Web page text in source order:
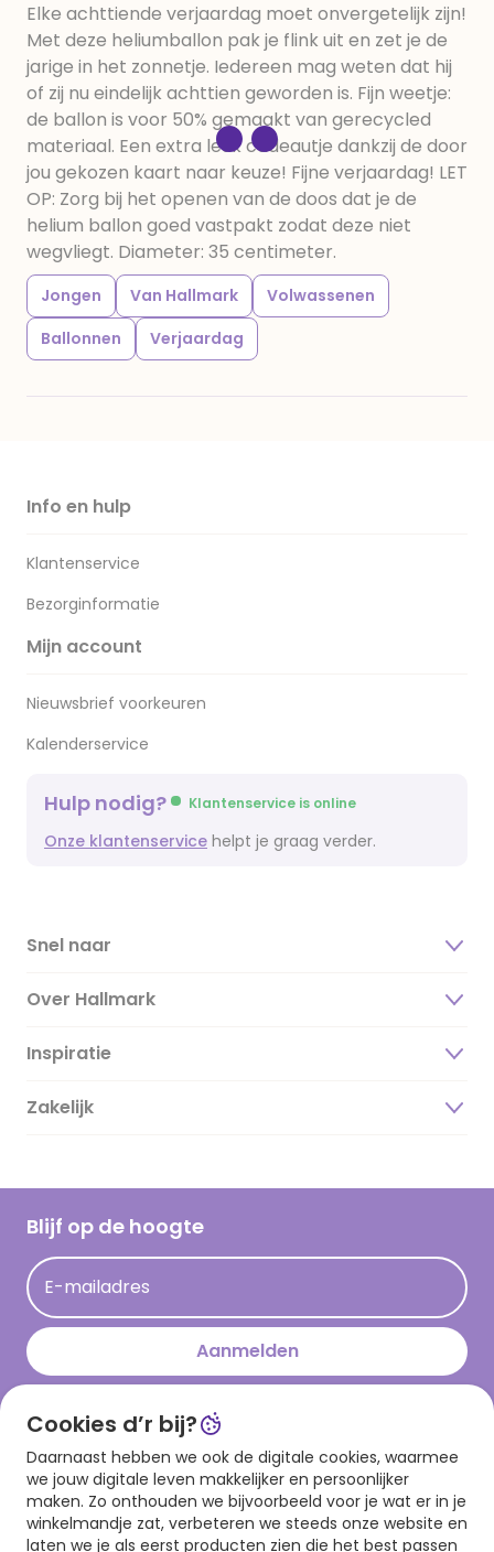
Elke achttiende verjaardag moet onvergetelijk zijn!
Met deze heliumballon pak je flink uit en zet je de
jarige in het zonnetje. Iedereen mag weten dat hij
of zij nu eindelijk achttien geworden is. Fijn weetje:
de ballon is voor 50% gemaakt van gerecycled
materiaal. Een extra leuk cadeautje dankzij de door
jou gekozen kaart naar keuze! Fijne verjaardag! LET
OP: Zorg bij het openen van de doos dat je de
helium ballon goed vastpakt zodat deze niet
wegvliegt. Diameter: 35 centimeter.
Jongen Van Hallmark
Volwassenen
Ballonnen
Verjaardag
Info en hulp
Klantenservice
Bezorginformatie
Mijn account
Nieuwsbrief voorkeuren
Kalenderservice
Hulp nodig? Klantenservice is online
Onze klantenservice helpt je graag verder.
Snel naar
Over Hallmark
Over ons
Duurzaamheid
Hallmark Kaartclub
Acties
Persberichten
Hallmark en Kinderpostzegels
Inspiratie
Magazine
Cadeau inspiratie
Kaartinspiratie
Zakelijk
Blijf op de hoogte
E-mailadres
Aanmelden
Download onze app
Cookies d’r bij?
Daarnaast hebben we ook de digitale cookies, waarmee
we jouw digitale leven makkelijker en persoonlijker
maken. Zo onthouden we bijvoorbeeld voor je wat er in je
winkelmandje zat, verbeteren we steeds onze website en
laten we je als eerst producten zien die het best passen